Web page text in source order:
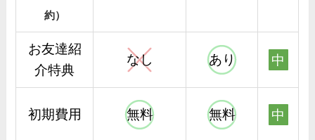
約）
お友達紹
介特典
なし あり 中
初期費用 無料 無料 中